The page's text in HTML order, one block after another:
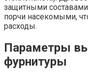
защитными
порчи насекомыми,
расходы.
Параметры
фурнитуры